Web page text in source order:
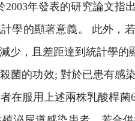
年發表的研究論文
學的顯著意義。 此外
少，且差距達到統計學的
菌的功效; 對於已患有感
在服用上述兩株乳酸桿